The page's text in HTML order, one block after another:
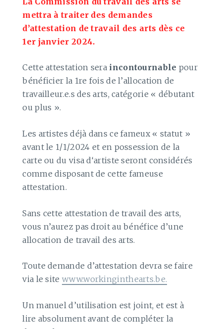
mettra à traiter des demandes
d’attestation de travail des arts dès ce
1er janvier 2024.
Cette attestation sera incontournable pour
bénéficier la 1re fois de l’allocation de
travailleur.e.s des arts, catégorie « débutant
ou plus ».
Les artistes déjà dans ce fameux « statut »
avant le 1/1/2024 et en possession de la
carte ou du visa d‘artiste seront considérés
comme disposant de cette fameuse
attestation.
Sans cette attestation de travail des arts,
vous n’aurez pas droit au bénéfice d’une
allocation de travail des arts.
Toute demande d’attestation devra se faire
via le site www.workinginthearts.be.
Un manuel d’utilisation est joint, et est à
lire absolument avant de compléter la